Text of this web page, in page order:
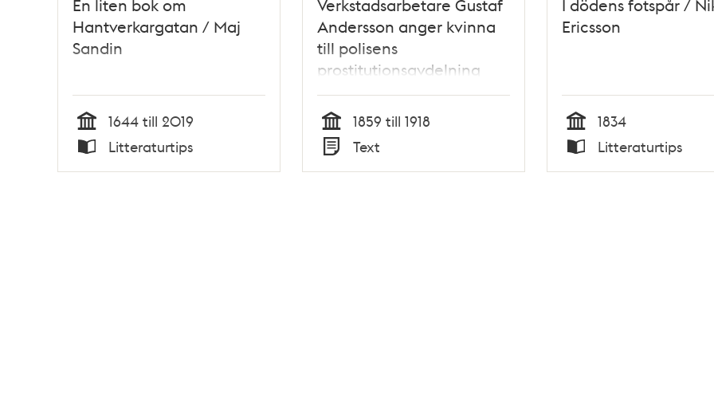
En liten bok om
Hantverkargatan / Maj
Sandin
Tid
1644 till 2019
Typ
Litteraturtips
Verkstadsarbetare Gustaf
Andersson anger kvinna
till polisens
prostitutionsavdelning
Tid
1859 till 1918
Typ
Text
I dödens fotspår /
Ericsson
Tid
1834
Typ
Litteraturtips